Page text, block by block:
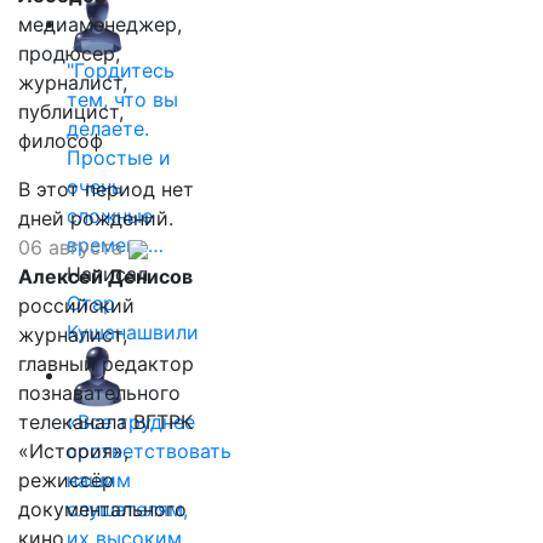
"Гордитесь
тем, что вы
делаете.
Простые и
очень
сложные
времена…
Написал
Отар
Кушанашвили
«Все труднее
соответствовать
нашим
слушателям,
их высоким
медиаменеджер,
продюсер,
журналист,
публицист,
философ
В этот период нет
дней рождений.
06 августа
Алексей Денисов
российский
журналист,
главный редактор
познавательного
телеканала ВГТРК
«История»,
режиссёр
документального
кино